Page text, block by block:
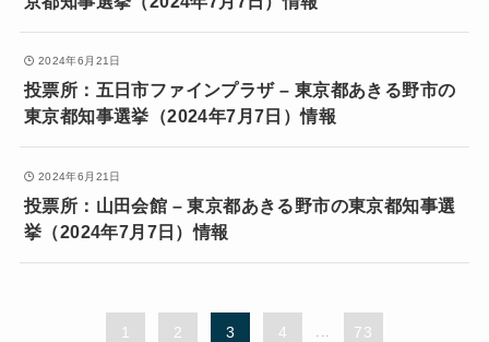
2024年6月21日
投票所：五日市ファインプラザ – 東京都あきる野市の
東京都知事選挙（2024年7月7日）情報
2024年6月21日
投票所：山田会館 – 東京都あきる野市の東京都知事選
挙（2024年7月7日）情報
1 2 3 4 73